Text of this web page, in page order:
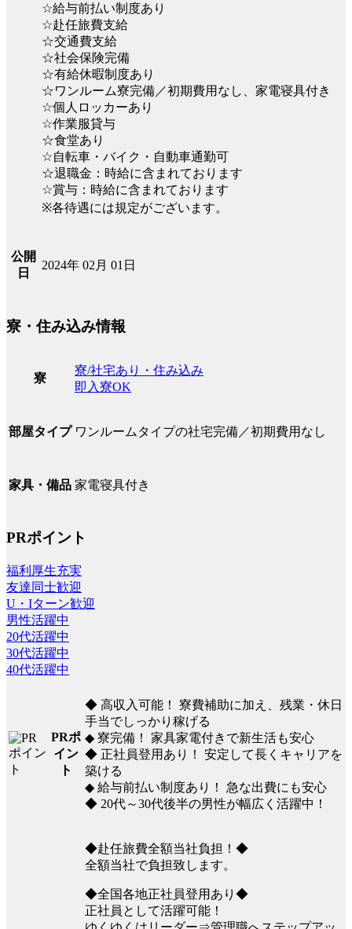
☆給与前払い制度あり
☆赴任旅費支給
☆交通費支給
☆社会保険完備
☆有給休暇制度あり
☆ワンルーム寮完備／初期費用なし、家電寝具付き
☆個人ロッカーあり
☆作業服貸与
☆食堂あり
☆自転車・バイク・自動車通勤可
☆退職金：時給に含まれております
☆賞与：時給に含まれております
※各待遇には規定がございます。
公開
日
2024年 02月 01日
寮・住み込み情報
寮
寮/社宅あり・住み込み
即入寮OK
部屋タイプ ワンルームタイプの社宅完備／初期費用なし
家具・備品 家電寝具付き
PRポイント
福利厚生充実
友達同士歓迎
U・Iターン歓迎
男性活躍中
20代活躍中
30代活躍中
40代活躍中
PRポ
イン
ト
◆ 高収入可能！ 寮費補助に加え、残業・休日
手当でしっかり稼げる
◆ 寮完備！ 家具家電付きで新生活も安心
◆ 正社員登用あり！ 安定して長くキャリアを
築ける
◆ 給与前払い制度あり！ 急な出費にも安心
◆ 20代～30代後半の男性が幅広く活躍中！
◆赴任旅費全額当社負担！◆
全額当社で負担致します。
◆全国各地正社員登用あり◆
正社員として活躍可能！